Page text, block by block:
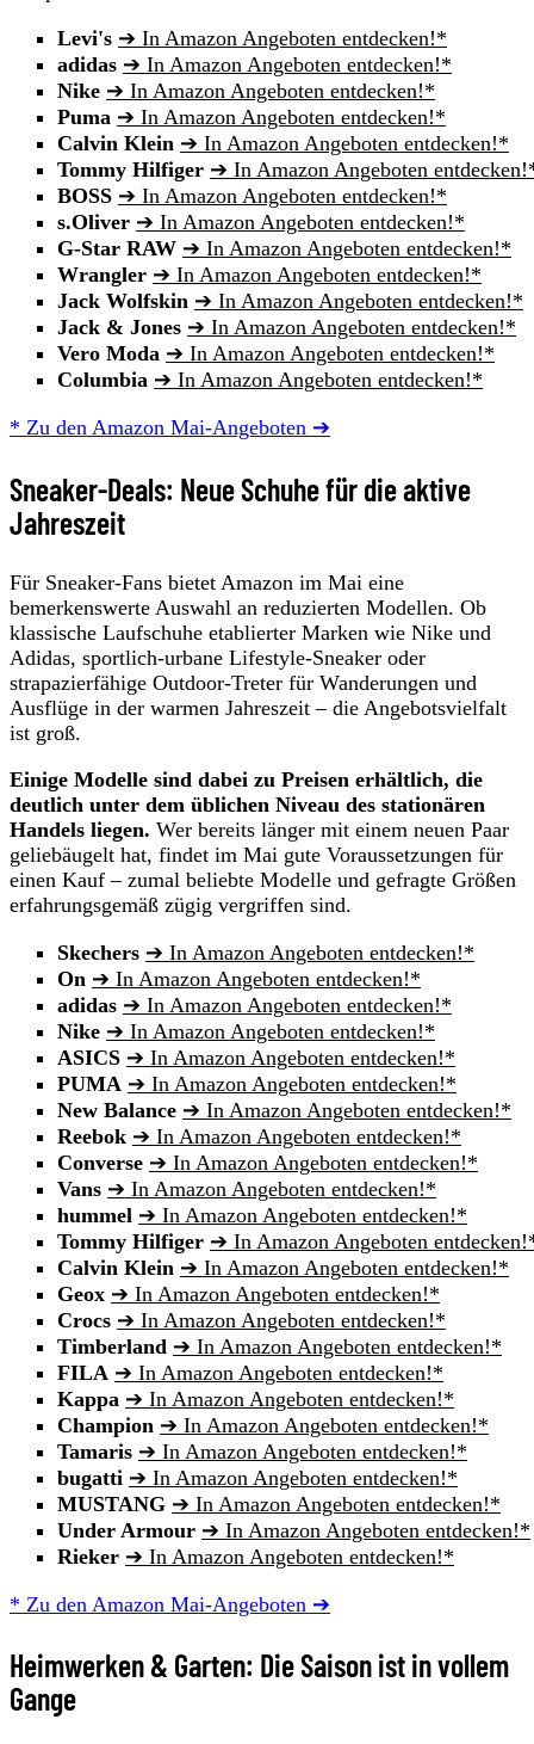
Levi's ➔ In Amazon Angeboten entdecken!*
adidas ➔ In Amazon Angeboten entdecken!*
Nike ➔ In Amazon Angeboten entdecken!*
Puma ➔ In Amazon Angeboten entdecken!*
Calvin Klein ➔ In Amazon Angeboten entdecken!*
Tommy Hilfiger ➔ In Amazon Angeboten
BOSS ➔ In Amazon Angeboten entdecken!*
s.Oliver ➔ In Amazon Angeboten entdecken!*
G-Star RAW ➔ In Amazon Angeboten entdecken!*
Wrangler ➔ In Amazon Angeboten entdecken!*
Jack Wolfskin ➔ In Amazon Angeboten entdecken!*
Jack & Jones ➔ In Amazon Angeboten entdecken!*
Vero Moda ➔ In Amazon Angeboten entdecken!*
Columbia ➔ In Amazon Angeboten entdecken!*
* Zu den Amazon Mai-Angeboten ➔
Sneaker-Deals: Neue Schuhe für die aktive
Jahreszeit
Für Sneaker-Fans bietet Amazon im Mai eine
bemerkenswerte Auswahl an reduzierten Modellen. Ob
klassische Laufschuhe etablierter Marken wie Nike und
Adidas, sportlich-urbane Lifestyle-Sneaker oder
strapazierfähige Outdoor-Treter für Wanderungen und
Ausflüge in der warmen Jahreszeit – die Angebotsvielfalt
ist groß.
Einige Modelle sind dabei zu Preisen erhältlich, die
deutlich unter dem üblichen Niveau des stationären
Handels liegen. Wer bereits länger mit einem neuen Paar
geliebäugelt hat, findet im Mai gute Voraussetzungen für
einen Kauf – zumal beliebte Modelle und gefragte Größen
erfahrungsgemäß zügig vergriffen sind.
Skechers ➔ In Amazon Angeboten entdecken!*
On ➔ In Amazon Angeboten entdecken!*
adidas ➔ In Amazon Angeboten entdecken!*
Nike ➔ In Amazon Angeboten entdecken!*
ASICS ➔ In Amazon Angeboten entdecken!*
PUMA ➔ In Amazon Angeboten entdecken!*
New Balance ➔ In Amazon Angeboten entdecken!*
Reebok ➔ In Amazon Angeboten entdecken!*
Converse ➔ In Amazon Angeboten entdecken!*
Vans ➔ In Amazon Angeboten entdecken!*
hummel ➔ In Amazon Angeboten entdecken!*
Tommy Hilfiger ➔ In Amazon Angeboten
Calvin Klein ➔ In Amazon Angeboten entdecken!*
Geox ➔ In Amazon Angeboten entdecken!*
Crocs ➔ In Amazon Angeboten entdecken!*
Timberland ➔ In Amazon Angeboten entdecken!*
FILA ➔ In Amazon Angeboten entdecken!*
Kappa ➔ In Amazon Angeboten entdecken!*
Champion ➔ In Amazon Angeboten entdecken!*
Tamaris ➔ In Amazon Angeboten entdecken!*
bugatti ➔ In Amazon Angeboten entdecken!*
MUSTANG ➔ In Amazon Angeboten entdecken!*
Under Armour ➔ In Amazon Angeboten entdecken!*
Rieker ➔ In Amazon Angeboten entdecken!*
* Zu den Amazon Mai-Angeboten ➔
Heimwerken & Garten: Die Saison ist in vollem
Gange